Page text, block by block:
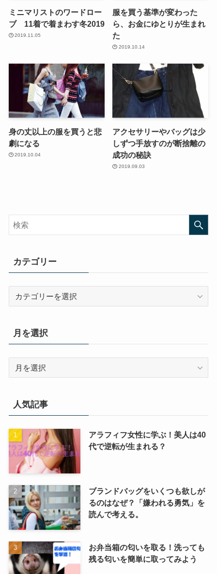
ミニマリストのワードロー
ブ 11着で着まわす冬2019
2019.11.05
服を買う基準が変わった
ら、お金にゆとりが生まれ
た
2019.10.14
身の丈以上の服を買うと悲
劇になる
2019.10.04
アクセサリーやバッグは少
しずつ手放すのが断捨離の
成功の秘訣
2019.09.03
カテゴリー
リ
ー
月を選択
人気記事
アラフィフ女性に学ぶ！美人は40
代で逆転が生まれる？
ブランドバッグをいくつも欲しが
るのはなぜ？「嫌われる勇気」を
読んで考える。
お弁当箱の匂いを取る！洗っても
残る匂いを簡単に取ってみよう